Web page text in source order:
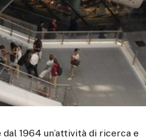
1964 un’attività di ricerca e